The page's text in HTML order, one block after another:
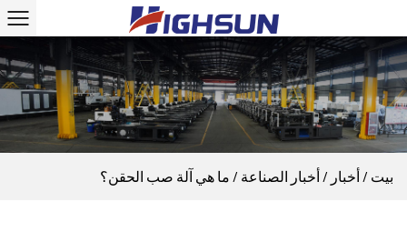
بيت / أخبار / أخبار الصناعة / ما هي آلة صب الحقن؟